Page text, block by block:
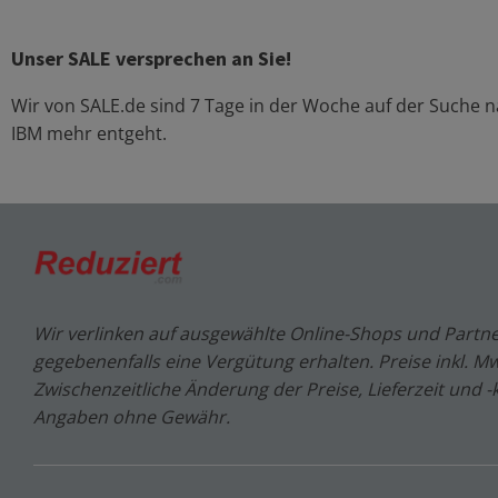
Unser SALE versprechen an Sie!
Wir von SALE.de sind 7 Tage in der Woche auf der
IBM mehr entgeht.
Wir verlinken auf ausgewählte Online-Shops und
gegebenenfalls eine Vergütung erhalten. Preise inkl.
Zwischenzeitliche Änderung der Preise, Lieferzeit und
Angaben ohne Gewähr.